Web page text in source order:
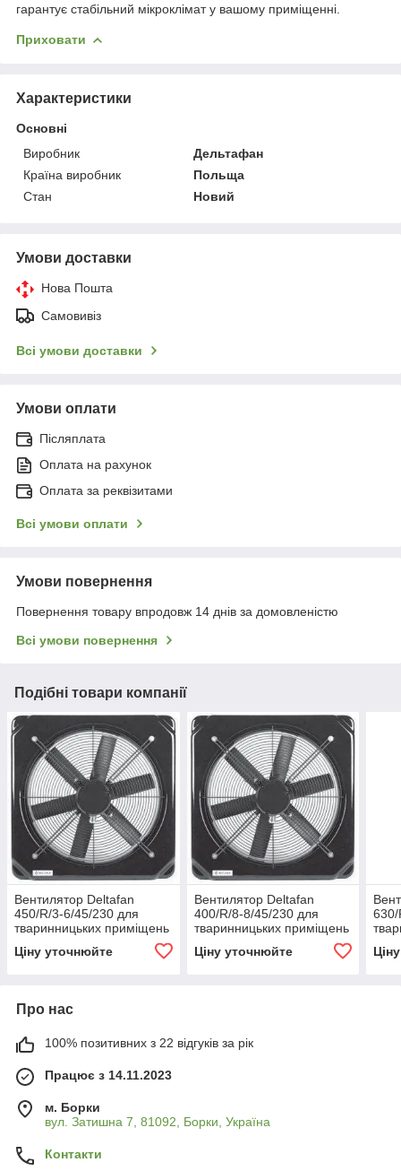
гарантує стабільний мікроклімат у вашому приміщенні.
Приховати
Характеристики
Основні
Виробник
Дельтафан
Країна виробник
Польща
Стан
Новий
Умови доставки
Нова Пошта
Самовивіз
Всі умови доставки
Умови оплати
Післяплата
Оплата на рахунок
Оплата за реквізитами
Всі умови оплати
Умови повернення
Повернення товару впродовж 14 днів за домовленістю
Всі умови повернення
Подібні товари компанії
Вентилятор Deltafan
450/R/3-6/45/230 для
тваринницьких приміщень
Ціну уточнюйте
Вентилятор Deltafan
400/R/8-8/45/230 для
тваринницьких приміщень
Ціну уточнюйте
Про нас
100% позитивних з 22 відгуків за рік
Працює з 14.11.2023
м. Борки
вул. Затишна 7, 81092, Борки, Україна
Контакти